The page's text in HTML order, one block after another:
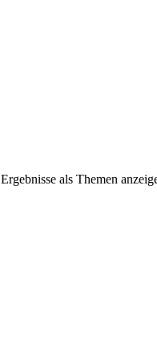
Ergebnisse als Themen